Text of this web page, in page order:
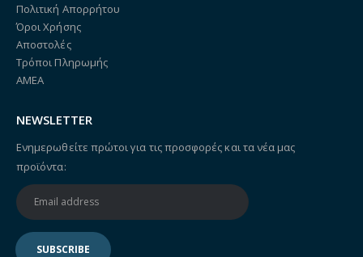
Πολιτική Απορρήτου
Όροι Χρήσης
Αποστολές
Τρόποι Πληρωμής
ΑΜΕΑ
NEWSLETTER
Ενημερωθείτε πρώτοι για τις προσφορές και τα νέα μας
προϊόντα: